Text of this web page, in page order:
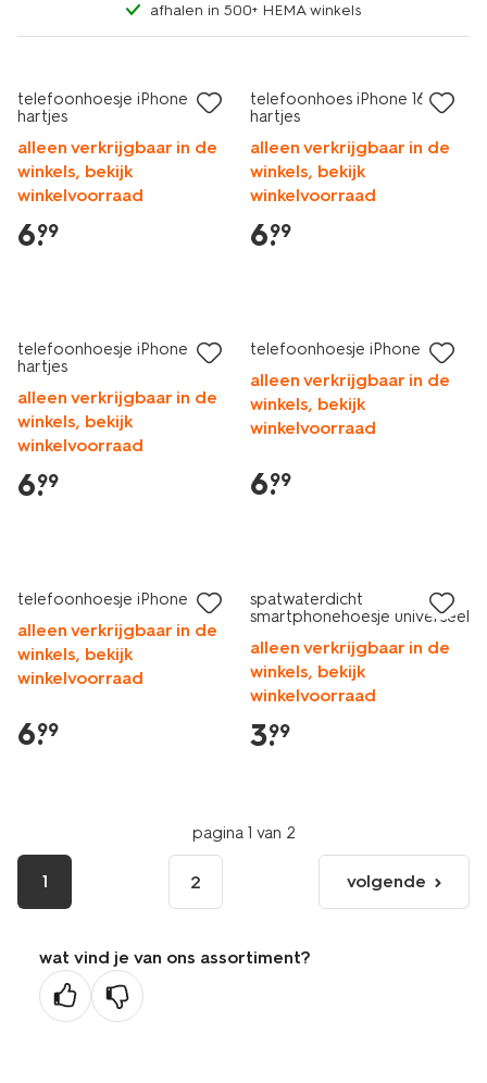
afhalen in 500+ HEMA winkels
telefoonhoesje iPhone 13/14
hartjes
alleen verkrijgbaar in de
winkels, bekijk
winkelvoorraad
6.
99
telefoonhoes iPhone 16
hartjes
alleen verkrijgbaar in de
winkels, bekijk
winkelvoorraad
6.
99
telefoonhoesje iPhone 15
hartjes
alleen verkrijgbaar in de
winkels, bekijk
winkelvoorraad
6.
99
telefoonhoesje iPhone 16
alleen verkrijgbaar in de
winkels, bekijk
winkelvoorraad
6.
99
telefoonhoesje iPhone 15
alleen verkrijgbaar in de
winkels, bekijk
winkelvoorraad
6.
99
spatwaterdicht
smartphonehoesje universeel
alleen verkrijgbaar in de
winkels, bekijk
winkelvoorraad
3.
99
pagina 1 van 2
1 2
volgende
pagina
volgende
wat vind je van ons assortiment?